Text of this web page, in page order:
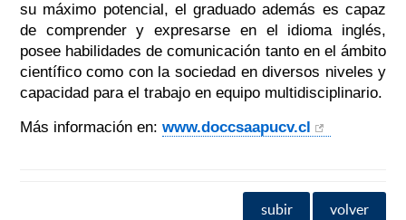
su máximo potencial, el graduado además es capaz
de comprender y expresarse en el idioma inglés,
posee habilidades de comunicación tanto en el ámbito
científico como con la sociedad en diversos niveles y
capacidad para el trabajo en equipo multidisciplinario.
Más información en: www.doccsaapucv.cl
subir volver